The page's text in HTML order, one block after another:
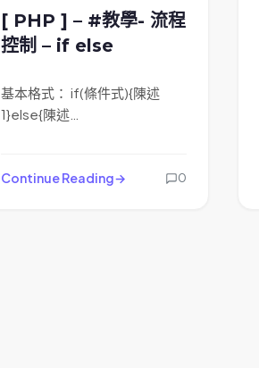
[ PHP ] – #教學- 流程
控制 – if else
基本格式： if(條件式){陳述
1}else{陳述…
Continue Reading 0